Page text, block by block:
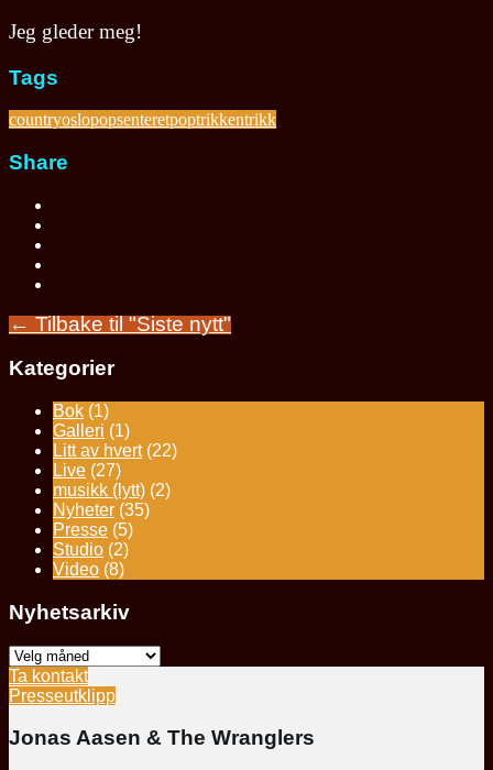
Jeg gleder meg!
Tags
countryoslopopsenteretpoptrikkentrikk
Share
← Tilbake til "Siste nytt"
Kategorier
Bok (1)
Galleri (1)
Litt av hvert(22)
Live (27)
musikk (lytt) (2)
Nyheter (35)
Presse (5)
Studio (2)
Video (8)
Nyhetsarkiv
Nyhetsarkiv
Ta kontakt
Presseutklipp
Jonas Aasen & The Wranglers